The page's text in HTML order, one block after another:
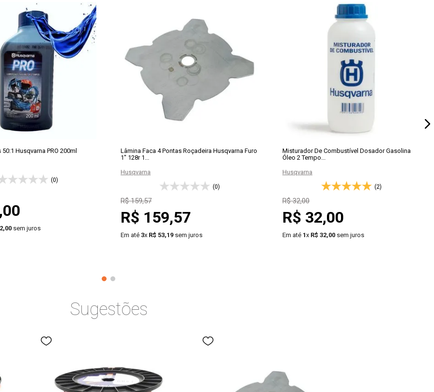
50:1
por erros de montagem e/ou aplicação inadequada do produto.
Husqvarna PRO 200ml
(0)
,00
,00 sem juros
Lâmina Faca 4 Pontas Roçadeira Husqvarna Furo
1" 128r 1...
Husqvarna
(0)
R$ 159,57
R$ 159,57
Em até 3x R$ 53,19 sem juros
Misturador De Combustível Dosador Gasolina
Óleo 2 Tempo...
Husqvarna
(2)
R$ 32,00
R$ 32,00
Em até 1x R$ 32,00 sem juros
Sugestões